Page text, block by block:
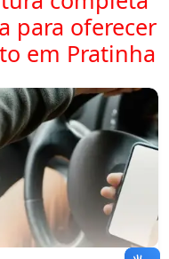
para oferecer
em Pratinha